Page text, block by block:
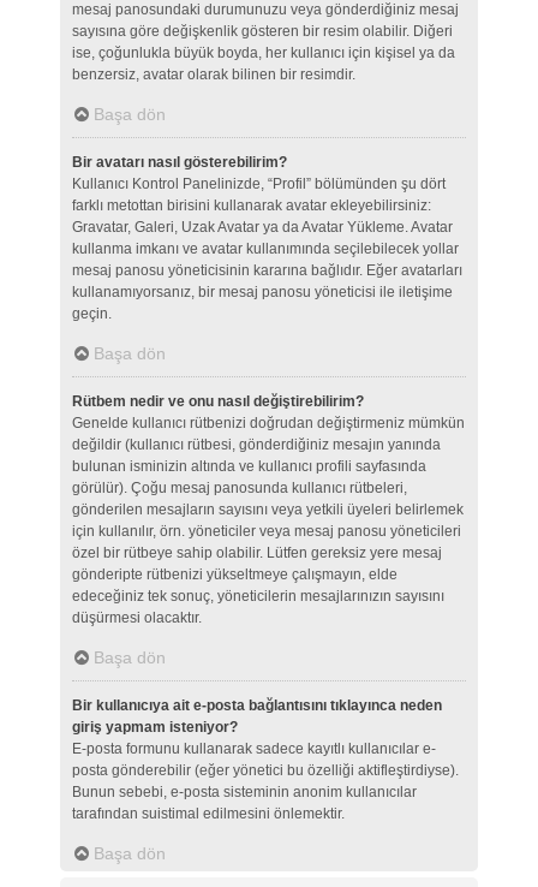
mesaj panosundaki durumunuzu veya gönderdiğiniz mesaj
sayısına göre değişkenlik gösteren bir resim olabilir. Diğeri
ise, çoğunlukla büyük boyda, her kullanıcı için kişisel ya da
benzersiz, avatar olarak bilinen bir resimdir.
Başa dön
Bir avatarı nasıl gösterebilirim?
Kullanıcı Kontrol Panelinizde, “Profil” bölümünden şu dört
farklı metottan birisini kullanarak avatar ekleyebilirsiniz:
Gravatar, Galeri, Uzak Avatar ya da Avatar Yükleme. Avatar
kullanma imkanı ve avatar kullanımında seçilebilecek yollar
mesaj panosu yöneticisinin kararına bağlıdır. Eğer avatarları
kullanamıyorsanız, bir mesaj panosu yöneticisi ile iletişime
geçin.
Başa dön
Rütbem nedir ve onu nasıl değiştirebilirim?
Genelde kullanıcı rütbenizi doğrudan değiştirmeniz mümkün
değildir (kullanıcı rütbesi, gönderdiğiniz mesajın yanında
bulunan isminizin altında ve kullanıcı profili sayfasında
görülür). Çoğu mesaj panosunda kullanıcı rütbeleri,
gönderilen mesajların sayısını veya yetkili üyeleri belirlemek
için kullanılır, örn. yöneticiler veya mesaj panosu yöneticileri
özel bir rütbeye sahip olabilir. Lütfen gereksiz yere mesaj
gönderipte rütbenizi yükseltmeye çalışmayın, elde
edeceğiniz tek sonuç, yöneticilerin mesajlarınızın sayısını
düşürmesi olacaktır.
Başa dön
Bir kullanıcıya ait e-posta bağlantısını tıklayınca neden
giriş yapmam isteniyor?
E-posta formunu kullanarak sadece kayıtlı kullanıcılar e-
posta gönderebilir (eğer yönetici bu özelliği aktifleştirdiyse).
Bunun sebebi, e-posta sisteminin anonim kullanıcılar
tarafından suistimal edilmesini önlemektir.
Başa dön